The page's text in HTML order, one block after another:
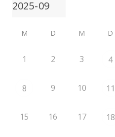
M D M D
1 2 3 4
8 9 10 11
15 16 17 18